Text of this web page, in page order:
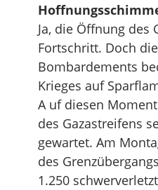
Ja, die Öffnung des
Fortschritt. Doch
Bombardements
Krieges auf
A uf diesen
des Gazastreifens
gewartet. Am
des
1.250